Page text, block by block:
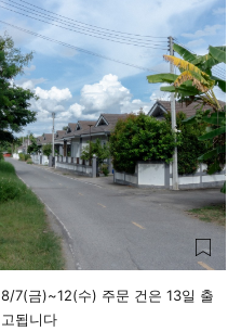
8/7(금)~12(수) 주문 건은 13일 출
고됩니다